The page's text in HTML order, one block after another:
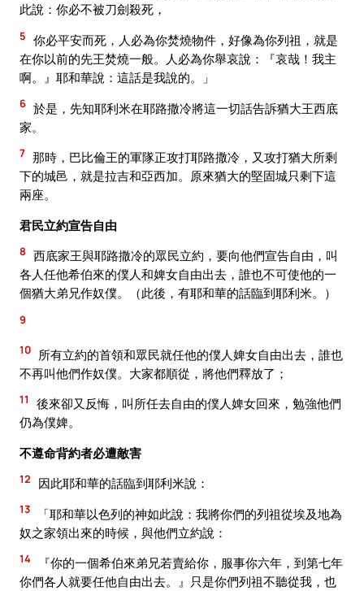
此說：你必不被刀劍殺死，
5 你必平安而死，人必為你焚燒物件，好像為你列祖，就是
在你以前的先王焚燒一般。人必為你舉哀說：『哀哉！我主
啊。』耶和華說：這話是我說的。」
6 於是，先知耶利米在耶路撒冷將這一切話告訴猶大王西底
家。
7 那時，巴比倫王的軍隊正攻打耶路撒冷，又攻打猶大所剩
下的城邑，就是拉吉和亞西加。原來猶大的堅固城只剩下這
兩座。
君民立約宣告自由
8 西底家王與耶路撒冷的眾民立約，要向他們宣告自由，叫
各人任他希伯來的僕人和婢女自由出去，誰也不可使他的一
個猶大弟兄作奴僕。（此後，有耶和華的話臨到耶利米。）
9
10
所有立約的首領和眾民就任他的僕人婢女自由出去，誰也
不再叫他們作奴僕。大家都順從，將他們釋放了；
11
後來卻又反悔，叫所任去自由的僕人婢女回來，勉強他們
仍為僕婢。
不遵命背約者必遭敵害
12 因此耶和華的話臨到耶利米說：
13
「耶和華以色列的神如此說：我將你們的列祖從埃及地為
奴之家領出來的時候，與他們立約說：
14
『你的一個希伯來弟兄若賣給你，服事你六年，到第七年
你們各人就要任他自由出去。』只是你們列祖不聽從我，也